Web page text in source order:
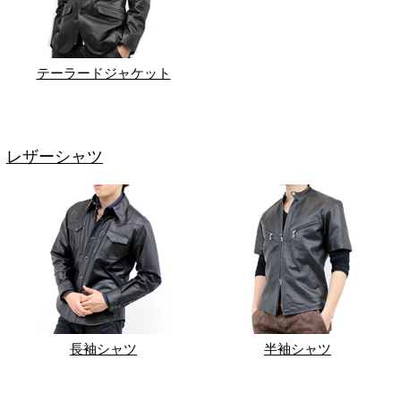
テーラードジャケット
レザーシャツ
長袖シャツ 半袖シャツ